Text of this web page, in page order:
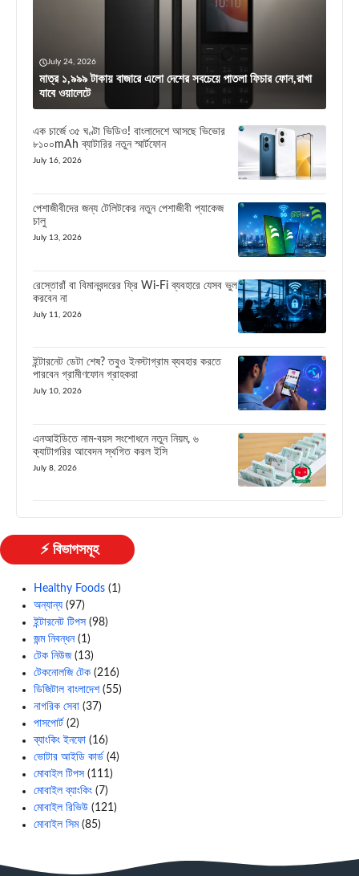
July 24, 2026
মাত্র ১,৯৯৯ টাকায় বাজারে এলো দেশের সবচেয়ে পাতলা ফিচার ফোন,রাখা
যাবে ওয়ালেটে
এক চার্জে ৩৫ ঘণ্টা ভিডিও! বাংলাদেশে আসছে ভিভোর
৮১০০mAh ব্যাটারির নতুন স্মার্টফোন
July 16, 2026
পেশাজীবীদের জন্য টেলিটকের নতুন পেশাজীবী প্যাকেজ
চালু
July 13, 2026
রেস্তোরাঁ বা বিমানবন্দরের ফ্রি Wi-Fi ব্যবহারে যেসব ভুল
করবেন না
July 11, 2026
ইন্টারনেট ডেটা শেষ? তবুও ইনস্টাগ্রাম ব্যবহার করতে
পারবেন গ্রামীণফোন গ্রাহকরা
July 10, 2026
এনআইডিতে নাম-বয়স সংশোধনে নতুন নিয়ম, ৬
ক্যাটাগরির আবেদন স্থগিত করল ইসি
July 8, 2026
⚡ বিভাগসমূহ
Healthy Foods (1)
অন্যান্য (97)
ইন্টারনেট টিপস (98)
জন্ম নিবন্ধন(1)
টেক নিউজ(13)
টেকনোলজি টেক (216)
ডিজিটাল বাংলাদেশ(55)
নাগরিক সেবা (37)
পাসপোর্ট (2)
ব্যাংকিং ইনফো (16)
ভোটার আইডি কার্ড (4)
মোবাইল টিপস (111)
মোবাইল ব্যাংকিং (7)
মোবাইল রিভিউ (121)
মোবাইল সিম(85)